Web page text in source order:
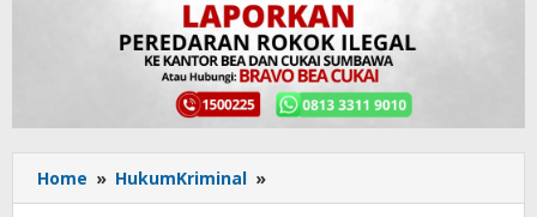
Home » HukumKriminal »
Sumbawa